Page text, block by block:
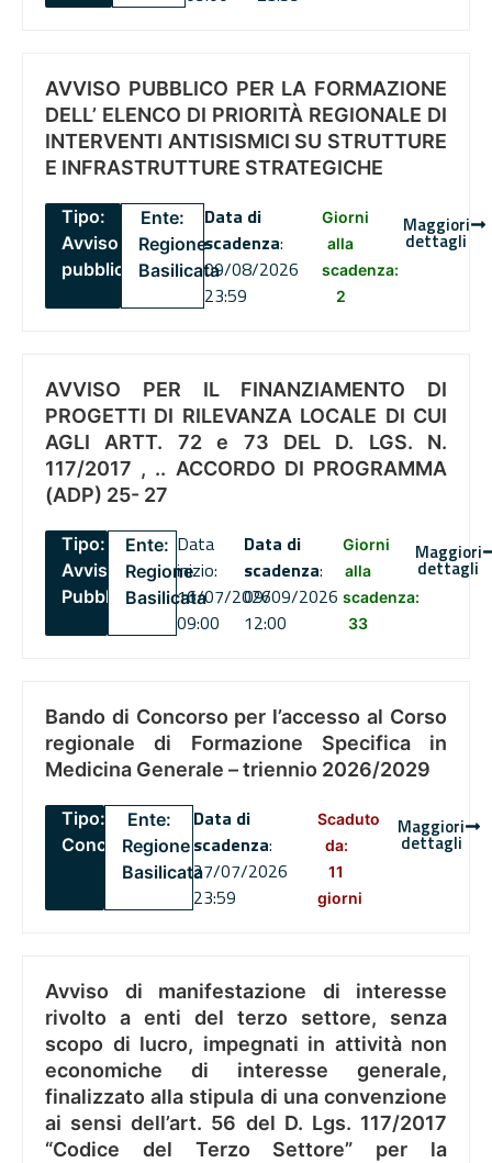
AVVISO PUBBLICO PER LA FORMAZIONE
DELL’ ELENCO DI PRIORITÀ REGIONALE DI
INTERVENTI ANTISISMICI SU STRUTTURE
E INFRASTRUTTURE STRATEGICHE
Tipo:
Avviso
pubblico
Ente:
Regione
Basilicata
Data di
scadenza:
09/08/2026
23:59
Giorni
alla
scadenza:
2
Maggiori
dettagli
AVVISO PER IL FINANZIAMENTO DI
PROGETTI DI RILEVANZA LOCALE DI CUI
AGLI ARTT. 72 e 73 DEL D. LGS. N.
117/2017 , .. ACCORDO DI PROGRAMMA
(ADP) 25- 27
Tipo:
Avviso
Pubblico
Ente:
Regione
Basilicata
Data
inizio:
16/07/2026
09:00
Data di
scadenza:
09/09/2026
12:00
Giorni
alla
scadenza:
33
Maggiori
dettagli
Bando di Concorso per l’accesso al Corso
regionale di Formazione Specifica in
Medicina Generale – triennio 2026/2029
Tipo:
Concorsi
Ente:
Regione
Basilicata
Data di
scadenza:
27/07/2026
23:59
Scaduto
da:
11
giorni
Maggiori
dettagli
Avviso di manifestazione di interesse
rivolto a enti del terzo settore, senza
scopo di lucro, impegnati in attività non
economiche di interesse generale,
finalizzato alla stipula di una convenzione
ai sensi dell’art. 56 del D. Lgs. 117/2017
“Codice del Terzo Settore” per la